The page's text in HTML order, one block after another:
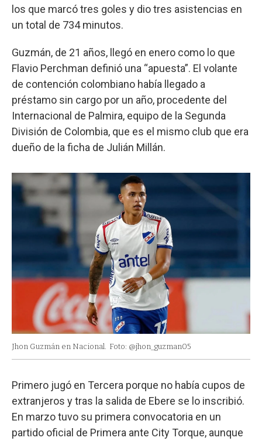
los que marcó tres goles y dio tres asistencias en
un total de 734 minutos.
Guzmán, de 21 años, llegó en enero como lo que
Flavio Perchman definió una “apuesta”. El volante
de contención colombiano había llegado a
préstamo sin cargo por un año, procedente del
Internacional de Palmira, equipo de la Segunda
División de Colombia, que es el mismo club que era
dueño de la ficha de Julián Millán.
Jhon Guzmán en Nacional. Foto: @jhon_guzman05
Primero jugó en Tercera porque no había cupos de
extranjeros y tras la salida de Ebere se lo inscribió.
En marzo tuvo su primera convocatoria en un
partido oficial de Primera ante City Torque, aunque